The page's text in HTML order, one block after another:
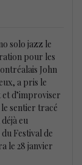
solo jazz le
pour les
John
a pris le
d’improviser
sentier tracé
eu
Festival de
le 28 janvier